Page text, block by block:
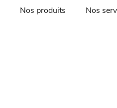
Nos produits Nos